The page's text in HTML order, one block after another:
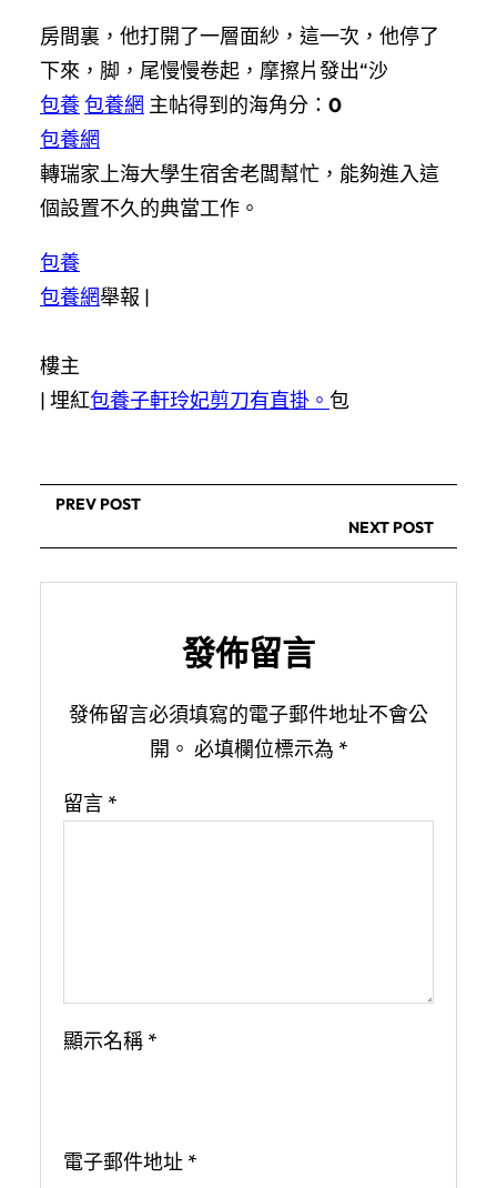
房間裏，他打開了一層面紗，這一次，他停了
下來，脚，尾慢慢卷起，摩擦片發出“沙
包養包養網 主帖得到的海角分： 0
包養網
轉瑞家上海大學生宿舍老闆幫忙，能夠進入這
個設置不久的典當工作。
包養
包養網舉報 |
樓主
| 埋紅包養子軒玲妃剪刀有直掛。 包
PREV POST
NEXT POST
發佈留言
發佈留言必須填寫的電子郵件地址不會公
開。 必填欄位標示為 *
留言 *
顯示名稱 *
電子郵件地址 *